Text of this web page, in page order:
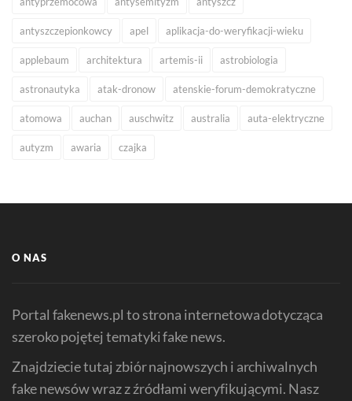
antyszczepionkowcy apel aplikacja-do-weryfikacji-wieku
applebaum architektura artemis-ii astrobiologia
astronautyka atak-dronow atenskie-forum-demokratyczne
atomowa auchan auschwitz australia auta-elektryczne
autyzm awaria czajka
O NAS
Portal fakenews.pl to strona internetowa dotycząca
szeroko pojętej tematyki fake news.
Znajdziecie tutaj zbiór najnowszych i archiwalnych
fake newsów wraz z źródłami weryfikującymi. Nasz